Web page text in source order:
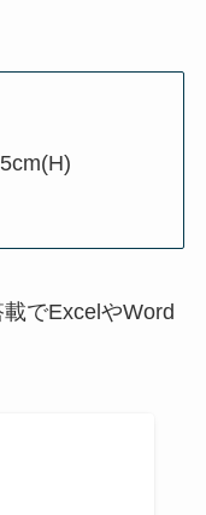
でExcelやWord